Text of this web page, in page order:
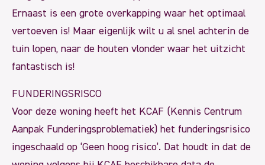
Ernaast is een grote overkapping waar het optimaal
vertoeven is! Maar eigenlijk wilt u al snel achterin de
tuin lopen, naar de houten vlonder waar het uitzicht
fantastisch is!
FUNDERINGSRISCO
Voor deze woning heeft het KCAF (Kennis Centrum
Aanpak Funderingsproblematiek) het funderingsrisico
ingeschaald op ‘Geen hoog risico’. Dat houdt in dat de